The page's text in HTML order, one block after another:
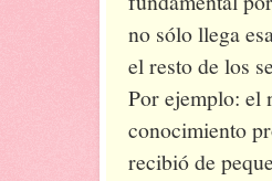
no sólo llega
el resto de los
Por ejemplo: el
conocimiento
recibió de